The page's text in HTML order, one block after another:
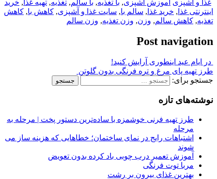
غذا و آشپزی آموزش آشپزی, با تغذیه, با سالم, تغذیه, تهیه غذا , خرید
اینترنتی غذا , خرید غذا , سالم با, سایت غذا و آشپزی, کاهش با, کاهش
تغذیه, کاهش سالم, وزن, وزن تغذیه, وزن سالم
Post navigation
در ایام عید اینطوری آرایش کنید!
طرز تهیه پای مرغ و تره فرنگی بدون گلوتن
جستجو برای:
نوشته‌های تازه
طرز تهیه فرنی خوشمزه با ساده‌ترین دستور پخت | مرحله به
مرحله
اشتباهات رایج در نمای ساختمان؛ خطاهایی که هزینه ساز می
شوند
آموزش تعمیر درب چوبی باد کرده بدون تعویض
مربا توت فرنگی
بهترین غذای بیرون بر رشت